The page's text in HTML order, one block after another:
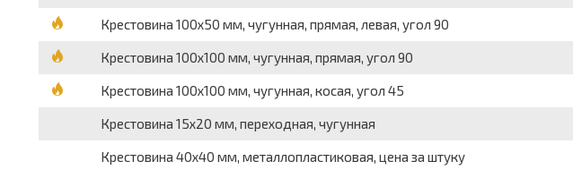
Крестовина 100х50 мм, чугунная, прямая, левая, угол 90
Крестовина 100х100 мм, чугунная, прямая, угол 90
Крестовина 100х100 мм, чугунная, косая, угол 45
Крестовина 15х20 мм, переходная, чугунная
Крестовина 40х40 мм, металлопластиковая, цена за штуку